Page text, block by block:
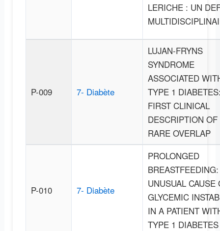
LERICHE : UN
P-009 7- Diabète
LUJAN-FRYNS
SYNDROME
ASSOCIATED
TYPE 1
FIRST CLINICAL
DESCRIPTION OF
RARE OVERLAP
P-010 7- Diabète
PROLONGED
UNUSUAL CAUSE
GLYCEMIC
IN A PATIENT
TYPE 1 DIABETES